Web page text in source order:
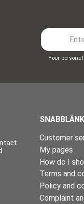
Your
Customer
My pages
How do I
Terms and
Policy and
Complaint